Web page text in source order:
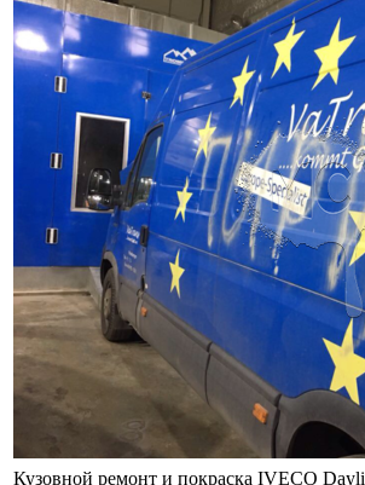
Кузовной ремонт и покраска IVECO Dayli